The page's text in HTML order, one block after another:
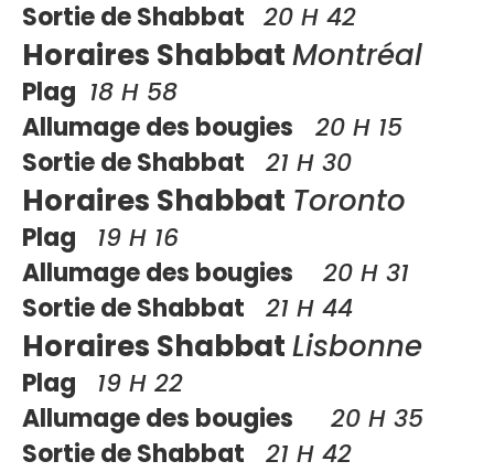
Sortie de Shabbat 20 H 42
Horaires ShabbatMontréal
Plag 18 H 58
Allumage des bougies
20 H 15
Sortie de Shabbat
21 H 30
Horaires Shabbat Toronto
Plag
19 H 16
Allumage des bougies
20 H 31
Sortie de Shabbat
21 H 44
Horaires ShabbatLisbonne
Plag
19 H 22
Allumage des bougies
20 H 35
Sortie de Shabbat
21 H 42